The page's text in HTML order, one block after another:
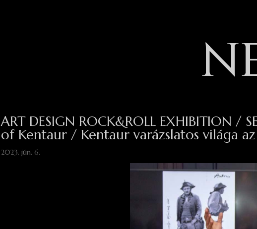
ART DESIGN ROCK&ROLL EXHIBITION /
of Kentaur / Kentaur varázslatos világa az
2023. jún. 6.